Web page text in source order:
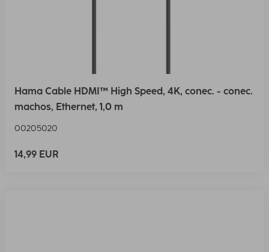
Hama Cable HDMI™ High Speed, 4K, conec. - conec.
machos, Ethernet, 1,0 m
00205020
14,99 EUR